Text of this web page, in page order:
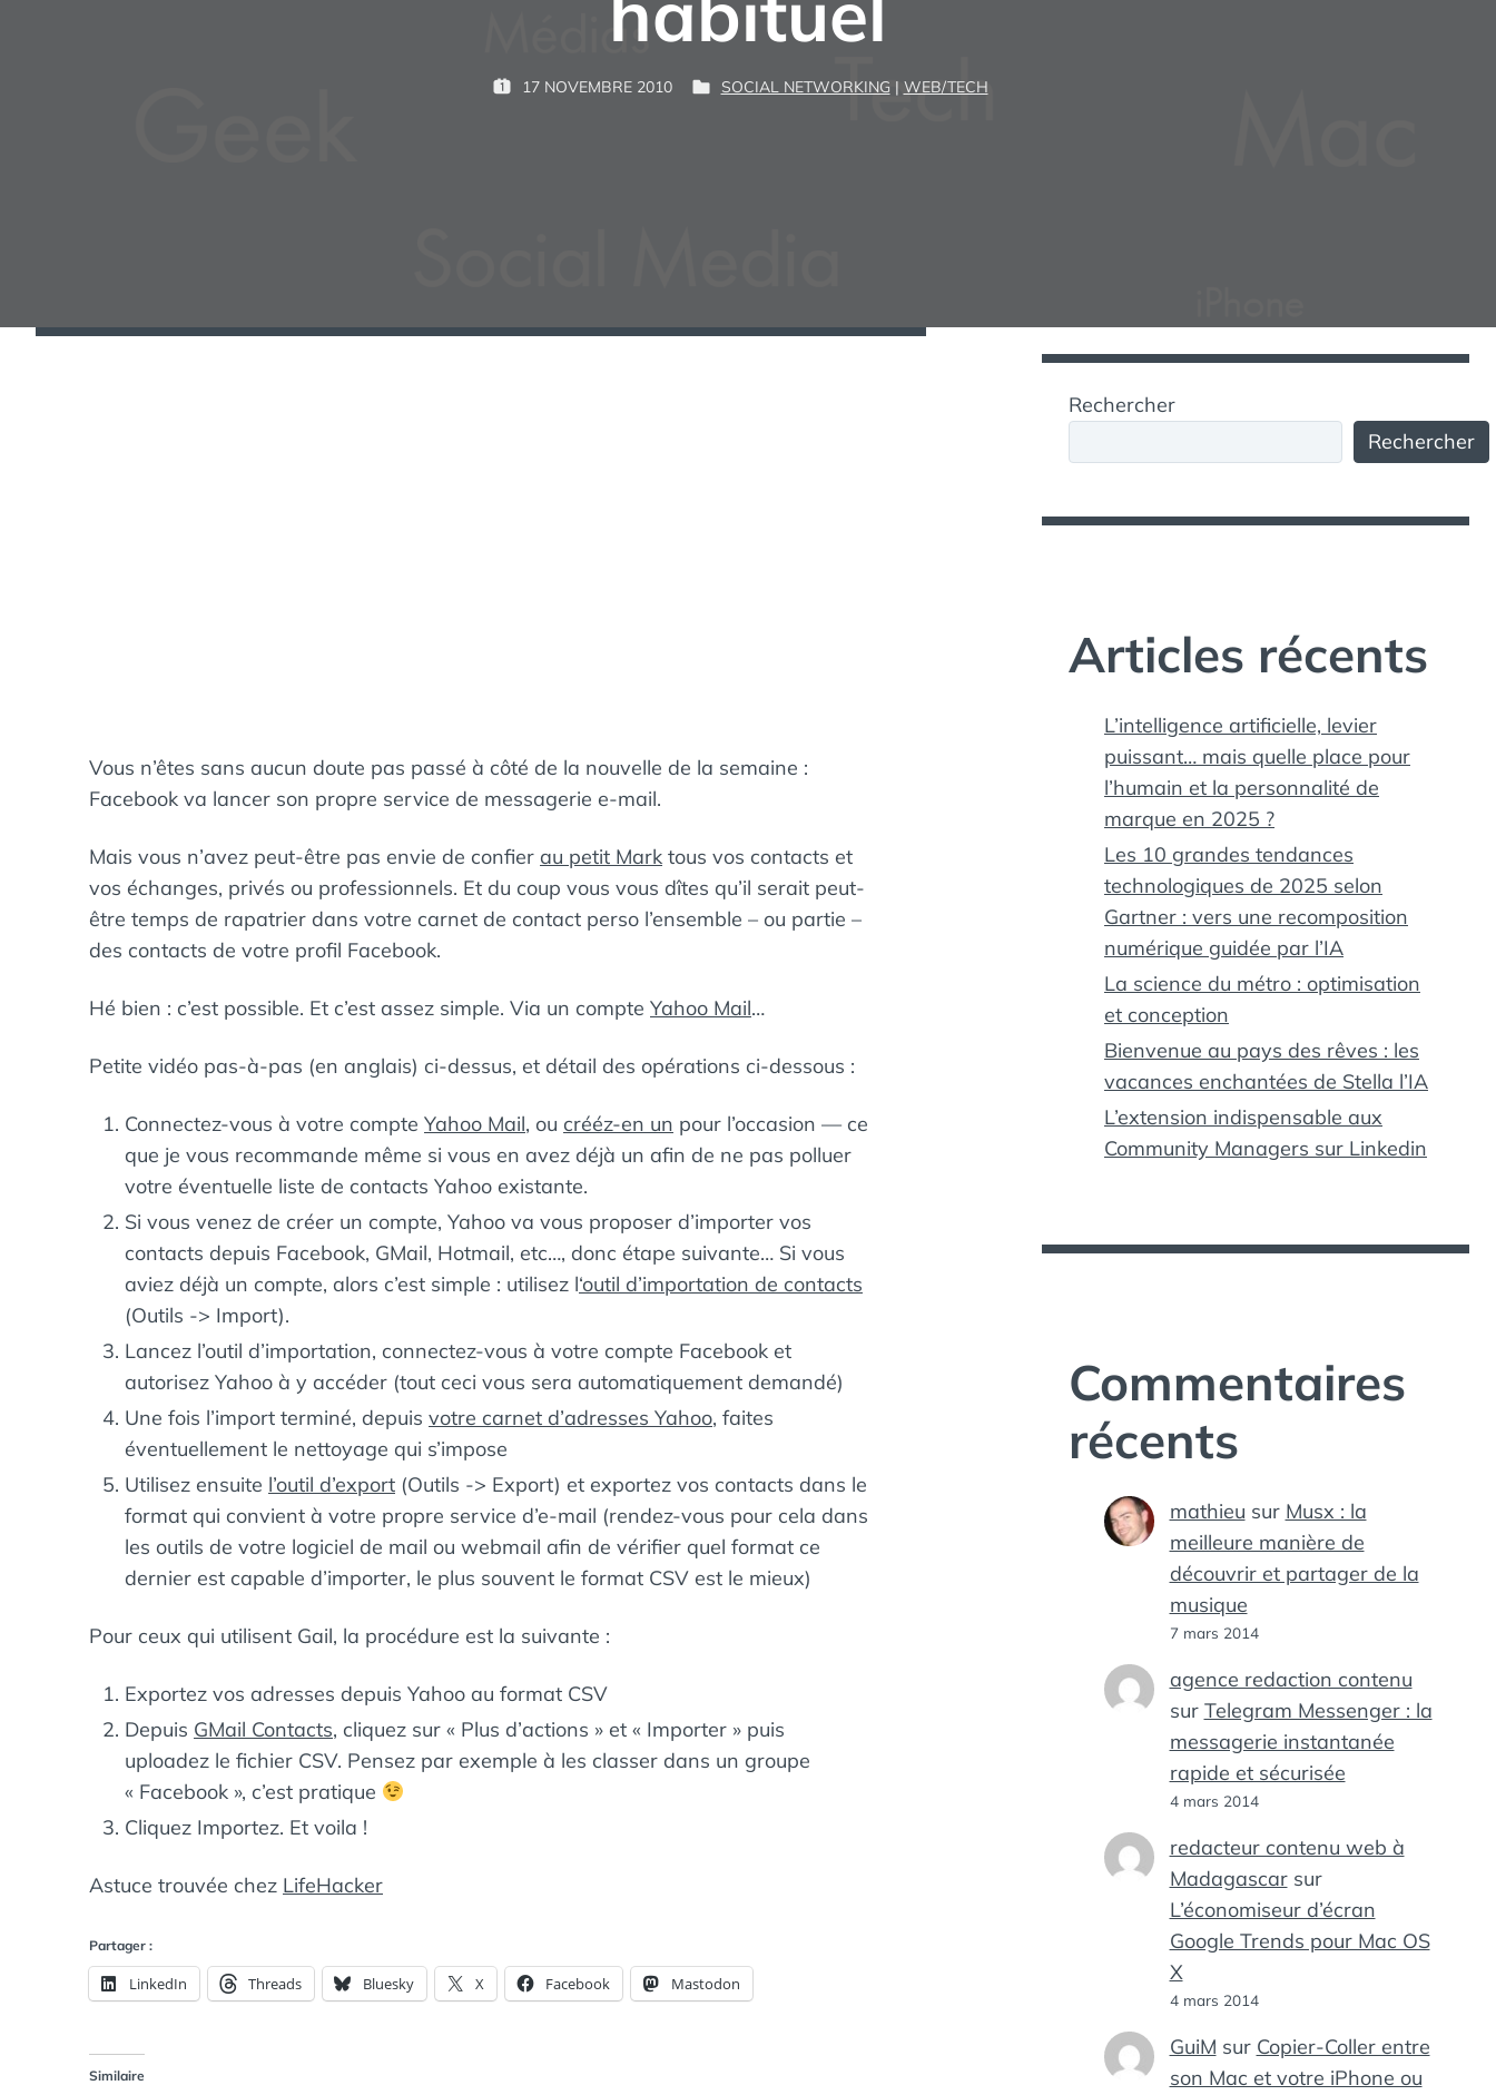
P
17 NOVEMBRE 2010
P
P
SOCIAL NETWORKING | WEB/TECH
Vous n’êtes sans aucun doute pas passé à côté de la nouvelle de la semaine :
Facebook va lancer son propre service de messagerie e-mail.
Mais vous n’avez peut-être pas envie de confier au petit Mark tous vos contacts et
vos échanges, privés ou professionnels. Et du coup vous vous dîtes qu’il serait peut-
être temps de rapatrier dans votre carnet de contact perso l’ensemble – ou partie –
des contacts de votre profil Facebook.
Hé bien : c’est possible. Et c’est assez simple. Via un compte Yahoo Mail…
Petite vidéo pas-à-pas (en anglais) ci-dessus, et détail des opérations ci-dessous :
Connectez-vous à votre compte Yahoo Mail, ou crééz-en un pour l’occasion — ce
que je vous recommande même si vous en avez déjà un afin de ne pas polluer
votre éventuelle liste de contacts Yahoo existante.
Si vous venez de créer un compte, Yahoo va vous proposer d’importer vos
contacts depuis Facebook, GMail, Hotmail, etc…, donc étape suivante… Si vous
aviez déjà un compte, alors c’est simple : utilisez l‘outil d’importation de contacts
(Outils -> Import).
Lancez l’outil d’importation, connectez-vous à votre compte Facebook et
autorisez Yahoo à y accéder (tout ceci vous sera automatiquement demandé)
Une fois l’import terminé, depuis votre carnet d’adresses Yahoo, faites
éventuellement le nettoyage qui s’impose
Utilisez ensuite l’outil d’export (Outils -> Export) et exportez vos contacts dans le
format qui convient à votre propre service d’e-mail (rendez-vous pour cela dans
les outils de votre logiciel de mail ou webmail afin de vérifier quel format ce
dernier est capable d’importer, le plus souvent le format CSV est le mieux)
Pour ceux qui utilisent Gail, la procédure est la suivante :
Exportez vos adresses depuis Yahoo au format CSV
Depuis GMail Contacts, cliquez sur « Plus d’actions » et « Importer » puis
uploadez le fichier CSV. Pensez par exemple à les classer dans un groupe
« Facebook », c’est pratique
Cliquez Importez. Et voila !
Astuce trouvée chez LifeHacker
Partager :
LinkedIn Threads Bluesky X Facebook Mastodon
Similaire
Rechercher
Rechercher
Articles récents
L’intelligence artificielle, levier
puissant… mais quelle place pour
l’humain et la personnalité de
marque en 2025 ?
Les 10 grandes tendances
technologiques de 2025 selon
Gartner : vers une recomposition
numérique guidée par l’IA
La science du métro : optimisation
et conception
Bienvenue au pays des rêves : les
vacances enchantées de Stella l’IA
L’extension indispensable aux
Community Managers sur Linkedin
Commentaires
récents
mathieu sur Musx : la
meilleure manière de
découvrir et partager de la
musique
7 mars 2014
agence redaction contenu
sur Telegram Messenger : la
messagerie instantanée
rapide et sécurisée
4 mars 2014
redacteur contenu web à
Madagascarsur
L’économiseur d’écran
Google Trends pour Mac OS
X
4 mars 2014
GuiM sur Copier-Coller entre
son Mac et votre iPhone ou